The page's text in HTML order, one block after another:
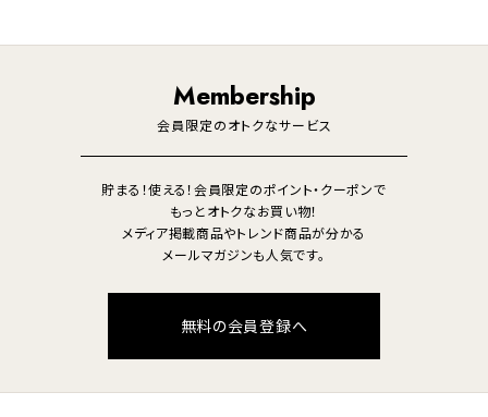
調理家電 生活家電
Membership
会員限定のオトクなサービス
貯まる！使える！会員限定のポイント・クーポンで
もっとオトクなお買い物！
メディア掲載商品やトレンド商品が分かる
メールマガジンも人気です。
無料の会員登録へ